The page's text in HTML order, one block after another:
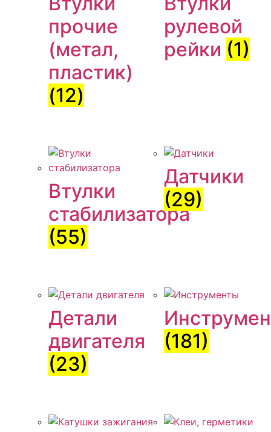
прочие
(метал,
пластик)
(12)
рулевой
рейки (1)
Втулки
стабилизатора
(55)
Датчики
(29)
Детали
двигателя
(23)
(181)